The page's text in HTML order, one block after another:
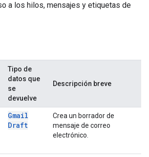
a los hilos, mensajes y etiquetas de
Tipo de
datos que
se
devuelve
Descripción breve
Gmail
Draft
Crea un borrador de
mensaje de correo
electrónico.